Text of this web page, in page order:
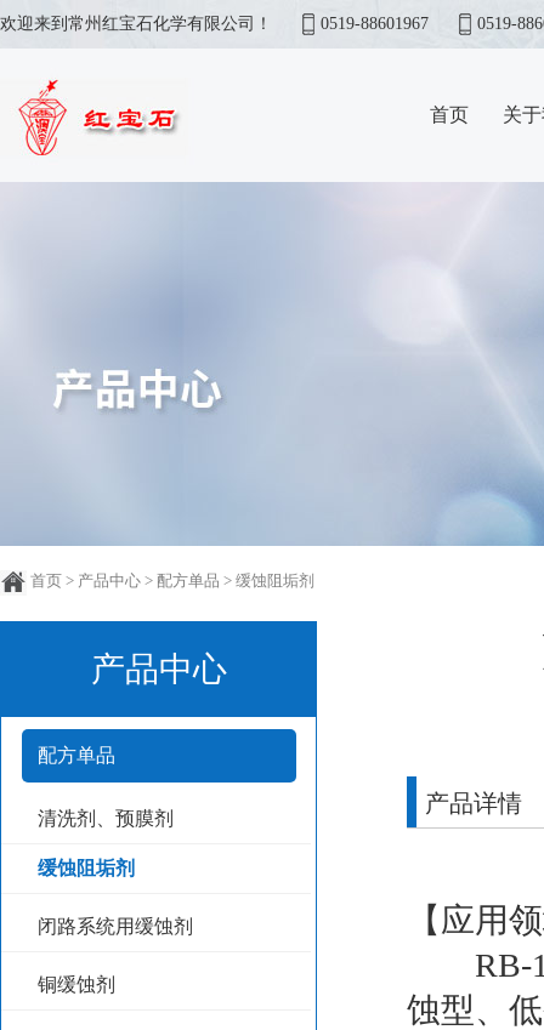
欢迎来到常州红宝石化学有限公司！ 0519-88601967 0519-
首页 关
首页 > 产品中心 > 配方单品 > 缓蚀阻垢剂
产品中心
配方单品
清洗剂、预膜剂
缓蚀阻垢剂
闭路系统用缓蚀剂
铜缓蚀剂
产品详情
【应用
RB-
蚀型、